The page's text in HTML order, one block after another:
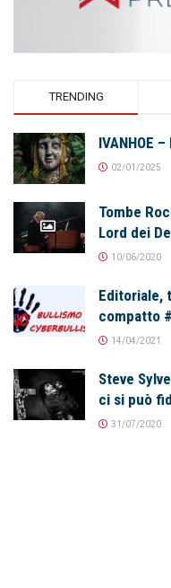
TRENDING
IVANHOE
02/01/2025
Tombe
Lord dei
10/06/2020
Editoriale,
compatto
14/04/2021
Steve
ci si può
31/07/2020